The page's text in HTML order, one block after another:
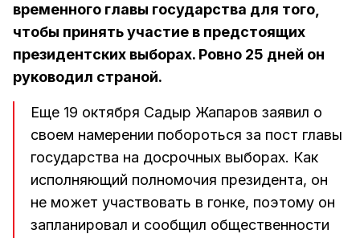
временного главы государства для того,
чтобы принять участие в предстоящих
президентских выборах. Ровно 25 дней он
руководил страной.
Еще 19 октября Садыр Жапаров заявил о
своем намерении побороться за пост главы
государства на досрочных выборах. Как
исполняющий полномочия президента, он
не может участвовать в гонке, поэтому он
запланировал и сообщил общественности